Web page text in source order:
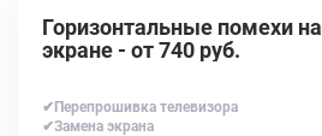
Горизонтальные помехи на
экране - от 740 руб.
✔Перепрошивка телевизора
✔Замена экрана